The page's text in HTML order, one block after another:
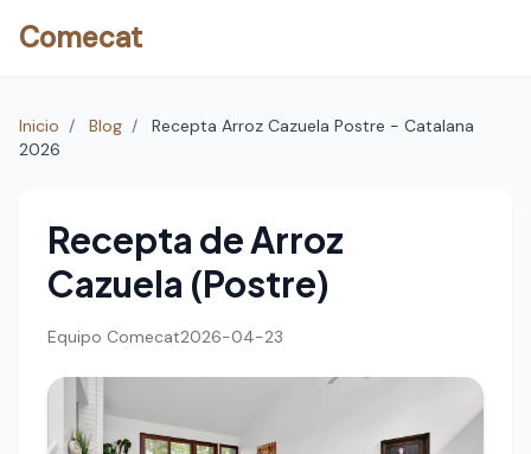
Comecat
Inicio / Blog /
Recepta Arroz Cazuela Postre - Catalana
2026
Recepta de Arroz
Cazuela (Postre)
Equipo Comecat2026-04-23